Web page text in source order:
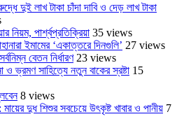
দুই লাখ টাকা চাঁদা দাবি ও দেড় লাখ টাকা
নিয়ম, পার্শ্বপ্রতিক্রিয়া 35 views
ইমামের ‘একাত্তরে দিনগুলি’ 27 views
বেতন নির্ধারণ 23 views
ভ্রমণ সাহিত্যে নতুন বাকের স্রষ্টা 15
8 views
দুধ শিশুর সবচেয়ে উৎকৃষ্ট খাবার ও পানীয় 7